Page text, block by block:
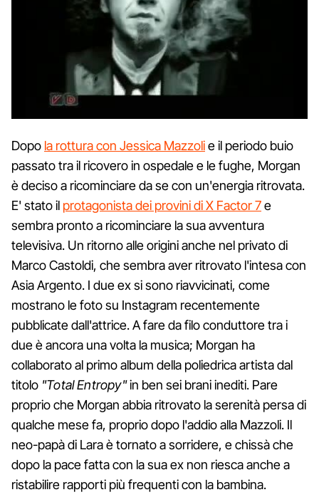
Dopo la rottura con Jessica Mazzolie il periodo buio
passato tra il ricovero in ospedale e le fughe, Morgan
è deciso a ricominciare da se con un'energia ritrovata.
E' stato il protagonista dei provini di X Factor 7e
sembra pronto a ricominciare la sua avventura
televisiva. Un ritorno alle origini anche nel privato di
Marco Castoldi, che sembra aver ritrovato l'intesa con
Asia Argento. I due ex si sono riavvicinati, come
mostrano le foto su Instagram recentemente
pubblicate dall'attrice. A fare da filo conduttore tra i
due è ancora una volta la musica; Morgan ha
collaborato al primo album della poliedrica artista dal
titolo "Total Entropy"in ben sei brani inediti. Pare
proprio che Morgan abbia ritrovato la serenità persa di
qualche mese fa, proprio dopo l'addio alla Mazzoli. Il
neo-papà di Lara è tornato a sorridere, e chissà che
dopo la pace fatta con la sua ex non riesca anche a
ristabilire rapporti più frequenti con la bambina.